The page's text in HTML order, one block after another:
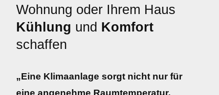
Wohnung oder Ihrem Haus
Kühlung und Komfort
schaffen
„Eine Klimaanlage sorgt nicht nur für
eine angenehme Raumtemperatur,